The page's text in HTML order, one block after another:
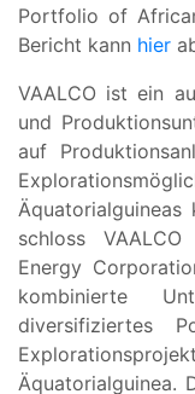
Portfolio of
Bericht kann hier
VAALCO ist ein
und
auf
schloss
Energy
kombinierte
diversifiziertes
Äquatorialguinea.